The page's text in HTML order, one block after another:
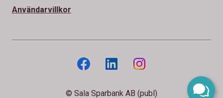
Användarvillkor
© Sala Sparbank AB (publ)